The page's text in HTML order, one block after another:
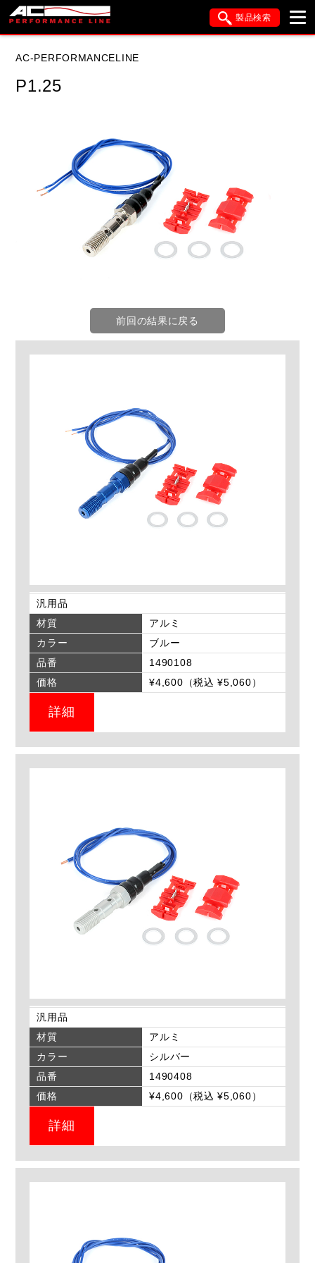
製品検索
データを準備しています。
閉じる
AC-PERFORMANCELINE
P1.25
前回の結果に戻る
汎用品
材質
アルミ
カラー
ブルー
品番
1490108
価格
¥4,600（税込 ¥5,060）
詳細
汎用品
材質
アルミ
カラー
シルバー
品番
1490408
価格
¥4,600（税込 ¥5,060）
詳細